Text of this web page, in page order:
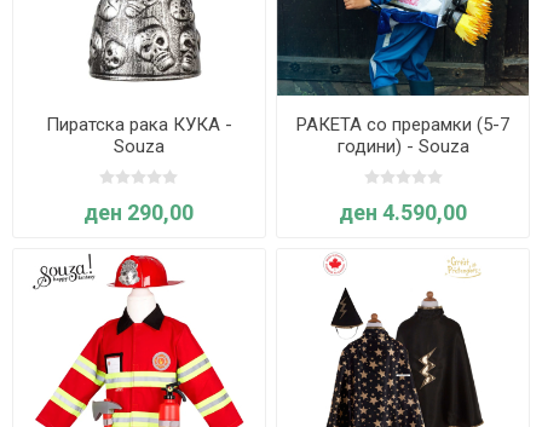
Пиратска рака КУКА -
Souza
ден 290,00
РАКЕТА со прерамки (5-7
години) - Souza
ден 4.590,00